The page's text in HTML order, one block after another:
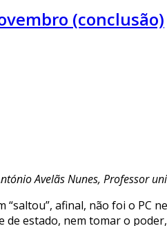
(conclusão)
Avelãs Nunes, Professor
“saltou”, afinal, não foi o PC
de estado, nem tomar o